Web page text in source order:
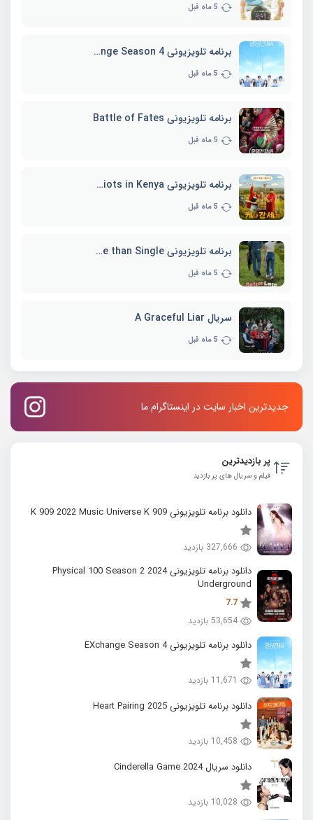
5 ماه قبل
برنامه تلویزیونی EXchange Season 4
5 ماه قبل
برنامه تلویزیونی Battle of Fates
5 ماه قبل
برنامه تلویزیونی Three Idiots in Kenya
5 ماه قبل
برنامه تلویزیونی Better Late than Single
5 ماه قبل
سریال A Graceful Liar
5 ماه قبل
جدیدترین اخبار سایت در اینستاگرام ما
پر بازدیدترین
فیلم و سریال های پر بازدید
دانلود برنامه تلویزیونی K 909 2022 Music Universe K 909
327,666 بازدید
دانلود برنامه تلویزیونی 2024 Physical 100 Season 2
Underground
7.7
53,654 بازدید
دانلود برنامه تلویزیونی EXchange Season 4
11,671 بازدید
دانلود برنامه تلویزیونی 2025 Heart Pairing
10,458 بازدید
دانلود سریال 2024 Cinderella Game
10,028 بازدید